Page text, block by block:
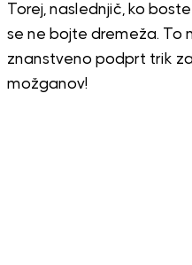
Torej, naslednjič, ko
se ne bojte dremeža. To
znanstveno podprt trik
možganov!